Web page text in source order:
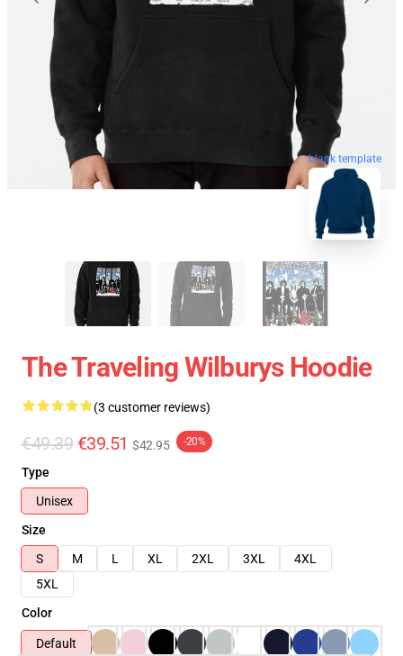
blank template
The Traveling Wilburys Hoodie
(3 customer reviews)
€49.39 €39.51 $42.95 -20%
Type
Unisex
Size
S
M L XL 2XL 3XL
4XL
5XL
Color
Default